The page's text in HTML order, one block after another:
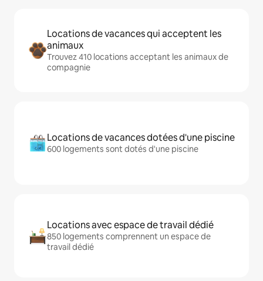
Locations de vacances qui acceptent les
animaux
Trouvez 410 locations acceptant les animaux de
compagnie
Locations de vacances dotées d'une piscine
600 logements sont dotés d'une piscine
Locations avec espace de travail dédié
850 logements comprennent un espace de
travail dédié